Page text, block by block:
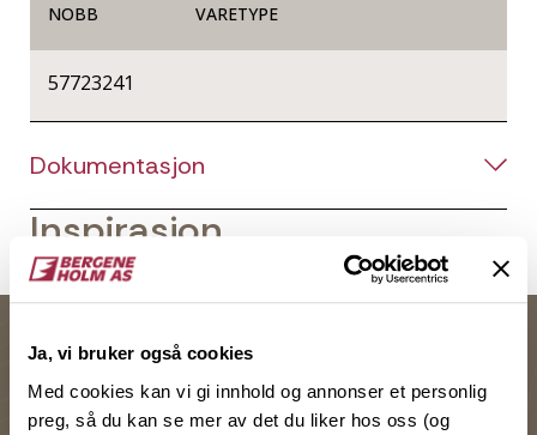
Ja, vi bruker også cookies
Med cookies kan vi gi innhold og annonser et personlig
preg, så du kan se mer av det du liker hos oss (og
NOBB VARETYPE
57723241
Dokumentasjon
Inspirasjon